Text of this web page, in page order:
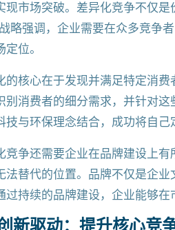
现市场突破。差异化竞争不仅是
略强调，企业需要在众多竞争
定位。
的核心在于发现并满足特定消费
别消费者的细分需求，并针对
技与环保理念结合，成功将自己
竞争还需要企业在品牌建设上
法替代的位置。品牌不仅是企
过持续的品牌建设，企业能够在
新驱动：提升核心竞